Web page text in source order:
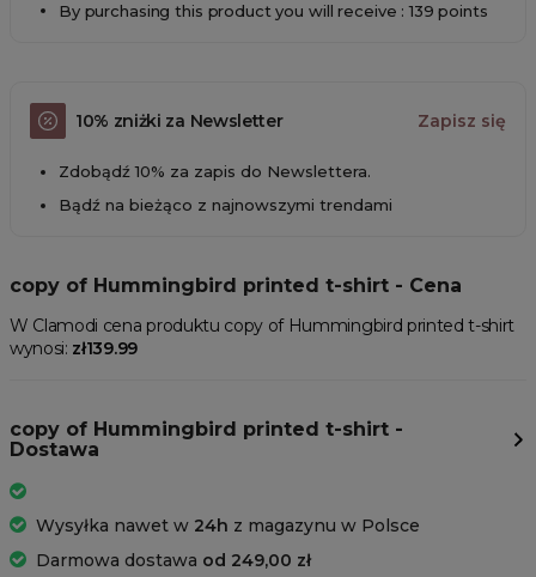
By purchasing this product you will receive : 139 points
10% zniżki za Newsletter Zapisz się
Zdobądź 10% za zapis do Newslettera.
Bądź na bieżąco z najnowszymi trendami
copy of Hummingbird printed t-shirt - Cena
W Clamodi cena produktu copy of Hummingbird printed t-shirt
wynosi: zł139.99
copy of Hummingbird printed t-shirt -
Dostawa
Wysyłka nawet w 24h z magazynu w Polsce
Darmowa dostawa od 249,00 zł